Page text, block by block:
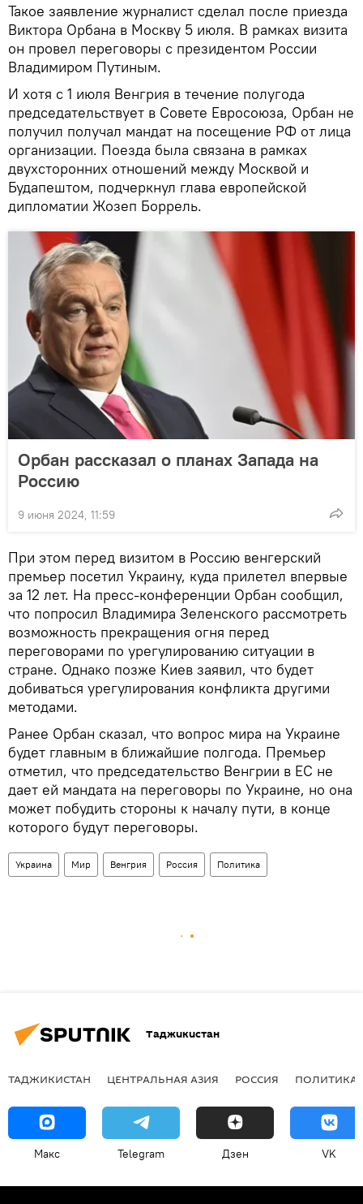
Такое заявление журналист сделал после приезда
Виктора Орбана в Москву 5 июля. В рамках визита
он провел переговоры с президентом России
Владимиром Путиным.
И хотя с 1 июля Венгрия в течение полугода
председательствует в Совете Евросоюза, Орбан не
получил получал мандат на посещение РФ от лица
организации. Поезда была связана в рамках
двухсторонних отношений между Москвой и
Будапештом, подчеркнул глава европейской
дипломатии Жозеп Боррель.
Орбан рассказал о планах Запада на
Россию
9 июня 2024, 11:59
При этом перед визитом в Россию венгерский
премьер посетил Украину, куда прилетел впервые
за 12 лет. На пресс-конференции Орбан сообщил,
что попросил Владимира Зеленского рассмотреть
возможность прекращения огня перед
переговорами по урегулированию ситуации в
стране. Однако позже Киев заявил, что будет
добиваться урегулирования конфликта другими
методами.
Ранее Орбан сказал, что вопрос мира на Украине
будет главным в ближайшие полгода. Премьер
отметил, что председательство Венгрии в ЕС не
дает ей мандата на переговоры по Украине, но она
может побудить стороны к началу пути, в конце
которого будут переговоры.
Украина Мир Венгрия Россия Политика
Таджикистан
ТАДЖИКИСТАН ЦЕНТРАЛЬНАЯ АЗИЯ РОССИЯ ПОЛИТИКА
Макс Telegram Дзен VK